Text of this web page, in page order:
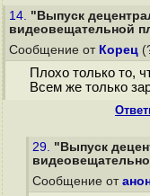
14. "Выпуск
видеовещательной
Сообщение от Корец
Плохо только то,
Всем же только
29. "Выпуск
Сообщение от